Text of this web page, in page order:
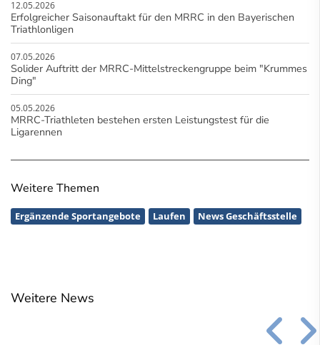
12.05.2026
Erfolgreicher Saisonauftakt für den MRRC in den Bayerischen
Triathlonligen
07.05.2026
Solider Auftritt der MRRC-Mittelstreckengruppe beim "Krummes
Ding"
05.05.2026
MRRC-Triathleten bestehen ersten Leistungstest für die
Ligarennen
Weitere Themen
Ergänzende Sportangebote Laufen News Geschäftsstelle
Weitere News